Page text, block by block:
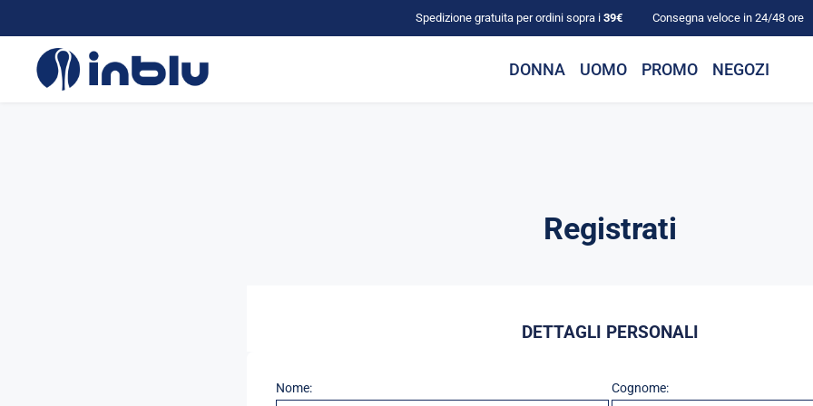
Spedizione gratuita per ordini sopra i 39€ Consegna veloce in 24/48 ore
DONNA UOMO PROMO NEGOZI
Registrati
DETTAGLI PERSONALI
Nome: Cognome: